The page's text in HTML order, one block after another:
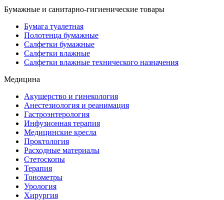
Бумажные и санитарно-гигиенические товары
Бумага туалетная
Полотенца бумажные
Салфетки бумажные
Салфетки влажные
Салфетки влажные технического назначения
Медицина
Акушерство и гинекология
Анестезиология и реанимация
Гастроэнтерология
Инфузионная терапия
Медицинские кресла
Проктология
Расходные материалы
Стетоскопы
Терапия
Тонометры
Урология
Хирургия